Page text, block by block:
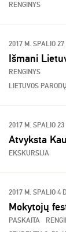
RENGINYS
2017 M. SPALIO
Išmani
RENGINYS
LIETUVOS
2017 M. SPALIO
Atvyksta
EKSKURSIJA
2017 M. SPALIO 4
Mokytojų
PASKAITA